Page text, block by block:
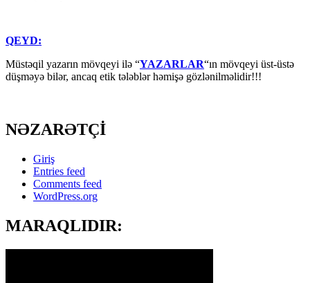
QEYD:
Müstəqil yazarın mövqeyi ilə “YAZARLAR“ın mövqeyi üst-üstə
düşməyə bilər, ancaq etik tələblər həmişə gözlənilməlidir!!!
NƏZARƏTÇİ
Giriş
Entries feed
Comments feed
WordPress.org
MARAQLIDIR: